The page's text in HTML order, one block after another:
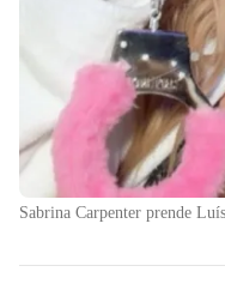
Sabrina Carpenter prende